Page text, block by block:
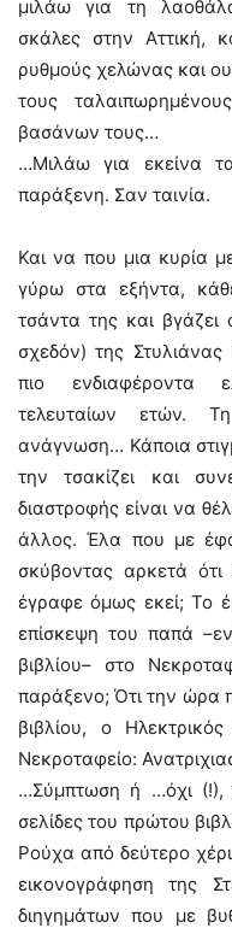
μιλάω για τη
σκάλες στην Αττική,
ρυθμούς χελώνας και
τους
βασάνων τους…
…Μιλάω για εκείνα
παράξενη. Σαν ταινία.
Και να που μια κυρία
γύρω στα εξήντα,
τσάντα της και
σχεδόν) της
πιο ενδιαφέροντα
τελευταίων ετών.
ανάγνωση… Κάποια
την τσακίζει και
διαστροφής είναι να
άλλος. Έλα που με
σκύβοντας αρκετά
έγραφε όμως εκεί; Το
επίσκεψη του παπά
βιβλίου– στο
παράξενο; Ότι την ώρα
βιβλίου, ο
Νεκροταφείο:
…Σύμπτωση ή …όχι (!),
σελίδες του πρώτου
Ρούχα από δεύτερο
εικονογράφηση της
διηγημάτων που με